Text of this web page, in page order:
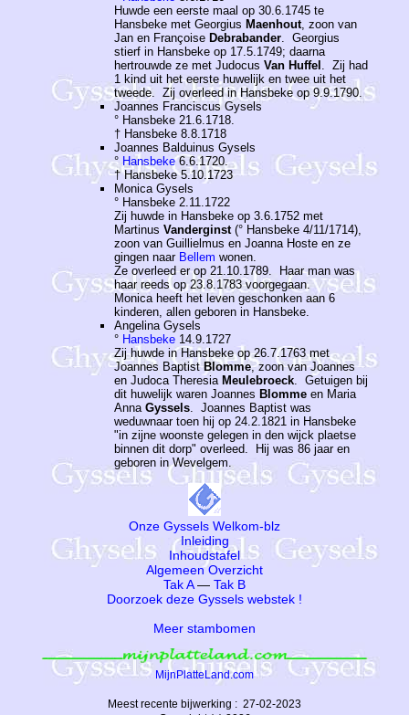
Huwde een eerste maal op 30.6.1745 te
Hansbeke met Georgius Maenhout, zoon van
Jan en Françoise Debrabander. Georgius
stierf in Hansbeke op 17.5.1749; daarna
hertrouwde ze met Judocus Van Huffel . Zij had
1 kind uit het eerste huwelijk en twee uit het
tweede. Zij overleed in Hansbeke op 9.9.1790.
Joannes Franciscus Gysels
° Hansbeke 21.6.1718.
† Hansbeke 8.8.1718
Joannes Balduinus Gysels
° Hansbeke6.6.1720.
† Hansbeke 5.10.1723
Monica Gysels
° Hansbeke 2.11.1722
Zij huwde in Hansbeke op 3.6.1752 met
Martinus Vanderginst(° Hansbeke 4/11/1714),
zoon van Guillielmus en Joanna Hoste en ze
gingen naar Bellem wonen.
Ze overleed er op 21.10.1789. Haar man was
haar reeds op 23.8.1783 voorgegaan.
Monica heeft het leven geschonken aan 6
kinderen, allen geboren in Hansbeke.
Angelina Gysels
° Hansbeke14.9.1727
Zij huwde in Hansbeke op 26.7.1763 met
Joannes BaptistBlomme, zoon van Joannes
en Judoca Theresia Meulebroeck. Getuigen bij
dit huwelijk waren Joannes Blommeen Maria
Anna Gyssels. Joannes Baptist was
weduwnaar toen hij op 24.2.1821 in Hansbeke
"in zijne woonste gelegen in den wijck plaetse
binnen dit dorp" overleed. Hij was 86 jaar en
geboren in Wevelgem.
Onze Gyssels Welkom-blz
Inleiding
Inhoudstafel
Algemeen Overzicht
Tak A— Tak B
Doorzoek deze Gyssels webstek !
Meer stambomen
MijnPlatteLand.com
Meest recente bijwerking : 27-02-2023